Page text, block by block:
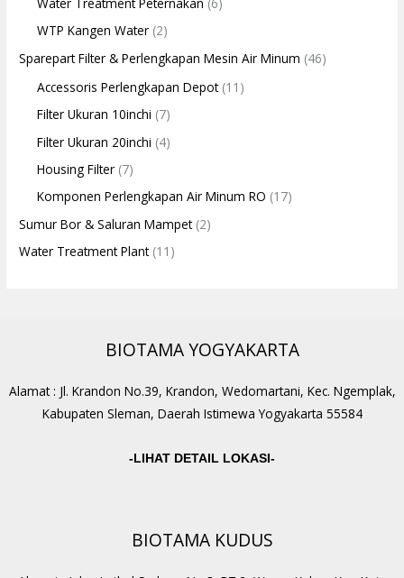
WTP Kangen Water (2)
Sparepart Filter & Perlengkapan Mesin Air Minum (46)
Accessoris Perlengkapan Depot(11)
Filter Ukuran 10inchi (7)
Filter Ukuran 20inchi (4)
Housing Filter (7)
Komponen Perlengkapan Air Minum RO (17)
Sumur Bor & Saluran Mampet(2)
Water Treatment Plant(11)
BIOTAMA YOGYAKARTA
Alamat : Jl. Krandon No.39, Krandon, Wedomartani, Kec. Ngemplak,
Kabupaten Sleman, Daerah Istimewa Yogyakarta 55584
-LIHAT DETAIL LOKASI-
BIOTAMA KUDUS